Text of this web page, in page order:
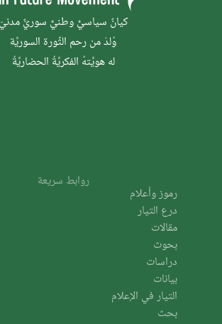
كيانٌ سياسيٌّ وطنيٌّ سوريٌّ مدنيّ
وُلدَ من رحم الثَّورة السوريَّة
له هويَّتهُ الفكريَّةُ الحضاريَّةُ
روابط سريعة
رموز وأعلام
درع التيار
مقالات
بحوث
دراسات
بيانات
التيار في الإعلام
بحث